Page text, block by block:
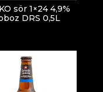
sör 1×24 4,9%
DRS 0,5L